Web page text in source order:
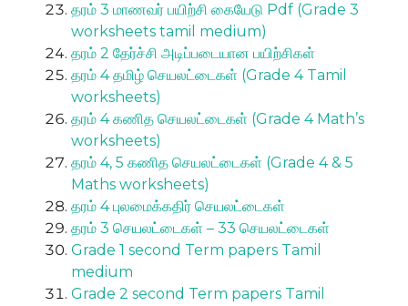
தரம் 3 மாணவர் பயிற்சி கையேடு Pdf (Grade 3
worksheets tamil medium)
தரம் 2 தேர்ச்சி அடிப்படையான பயிற்சிகள்
தரம் 4 தமிழ் செயலட்டைகள் (Grade 4 Tamil
worksheets)
தரம் 4 கணித செயலட்டைகள் (Grade 4 Math’s
worksheets)
தரம் 4, 5 கணித செயலட்டைகள் (Grade 4 & 5
Maths worksheets)
தரம் 4 புலமைக்கதிர் செயலட்டைகள்
தரம் 3 செயலட்டைகள் – 33 செயலட்டைகள்
Grade 1 second Term papers Tamil
medium
Grade 2 second Term papers Tamil